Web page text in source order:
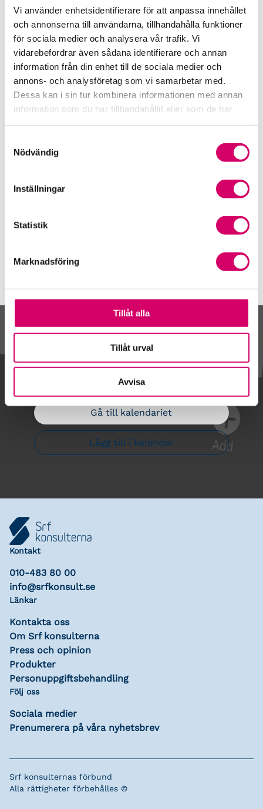
Vi använder enhetsidentifierare för att anpassa innehållet
och annonserna till användarna, tillhandahålla funktioner
för sociala medier och analysera vår trafik. Vi
vidarebefordrar även sådana identifierare och annan
information från din enhet till de sociala medier och
annons- och analysföretag som vi samarbetar med.
Dessa kan i sin tur kombinera informationen med annan
information som du har tillhandahållit eller som de har
Nödvändig
Inställningar
Statistik
Marknadsföring
Tillåt alla
Tillåt urval
Avvisa
Samverkan med myndigheter och organisationer
Srf Fokusrapport 2024 – insikter för hållbart
företagande
Våra nyhetskanaler
Tidningen Konsulten
Öppet brev till Myndigheten för yrkeshögskolan
Framtidsutsikter i lönebranschen
Kalendarium
Gå till kalendariet
Lägg till i kalender
Kontakt
010-483 80 00
info@srfkonsult.se
Länkar
Kontakta oss
Om Srf konsulterna
Press och opinion
Produkter
Personuppgiftsbehandling
Följ oss
Sociala medier
Prenumerera på våra nyhetsbrev
Srf konsulternas förbund
Alla rättigheter förbehålles ©